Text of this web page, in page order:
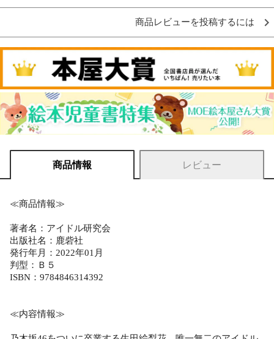
商品レビューを投稿するには
商品情報 レビュー
≪商品情報≫
著者名：アイドル研究会
出版社名：鹿砦社
発行年月：2022年01月
判型：Ｂ５
ISBN：9784846314392
≪内容情報≫